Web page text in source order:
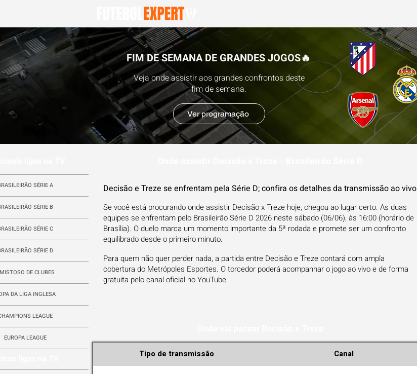
FIM DE SEMANA DE GRANDES JOGOS🔥
Veja onde assistir aos grandes confrontos deste
fim de semana.
Ver programação
SÉRIE A
SÉRIE B
SÉRIE C
SÉRIE D
DE CLUBES
DA LIGA INGLESA
LEAGUE
EUROPA LEAGUE
Decisão e Treze se enfrentam pela Série D; confira os detalhes da transmissão ao vivo
Se você está procurando onde assistir Decisão x Treze hoje, chegou ao lugar certo. As duas
equipes se enfrentam pelo Brasileirão Série D 2026 neste sábado (06/06), às 16:00 (horário de
Brasília). O duelo marca um momento importante da 5ª rodada e promete ser um confronto
equilibrado desde o primeiro minuto.
Para quem não quer perder nada, a partida entre Decisão e Treze contará com ampla
cobertura do Metrópoles Esportes. O torcedor poderá acompanhar o jogo ao vivo e de forma
gratuita pelo canal oficial no YouTube.
Tipo de transmissão Canal